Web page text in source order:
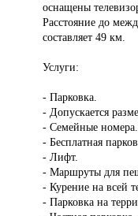
оснащены
Расстояние до
составляет 49 км.
Услуги:
- Парковка.
- Допускается
- Семейные номера.
- Бесплатная
- Лифт.
- Маршруты для
- Курение на всей
- Парковка на